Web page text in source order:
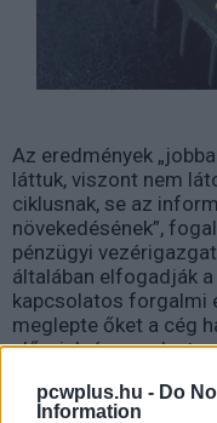
pcwplus.hu - Do
Information
Az eredmények
láttuk, viszont nem
ciklusnak, se az
növekedésének”,
pénzügyi
általában elfogadják
kapcsolatos forgalmi
meglepte őket a cég
előrejelzése, melyet
százalékra emelt
teljes pénzügyi év